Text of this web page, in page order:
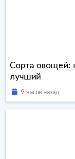
Сорта овощей:
лучший
9 часов назад